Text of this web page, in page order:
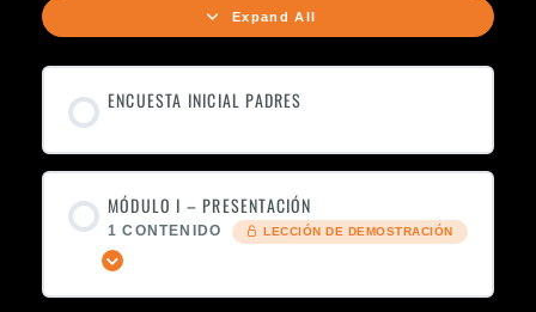
Expand All
ENCUESTA INICIAL PADRES
MÓDULO I – PRESENTACIÓN
1 CONTENIDO LECCIÓN DE DEMOSTRACIÓN